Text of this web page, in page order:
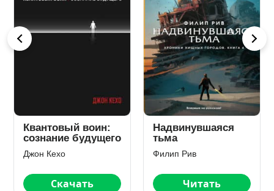
Квантовый воин:
сознание будущего
Джон Кехо
Скачать
Надвинувшаяся
тьма
Филип Рив
Читать